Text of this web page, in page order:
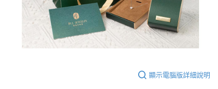
顯示電腦版詳細說明